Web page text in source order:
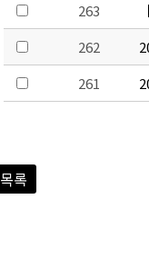
263
262
261
목록